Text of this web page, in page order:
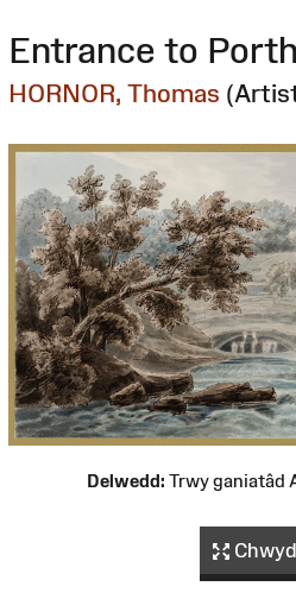
Entrance to
HORNOR, Thomas
Delwedd: Trwy ganiatâd